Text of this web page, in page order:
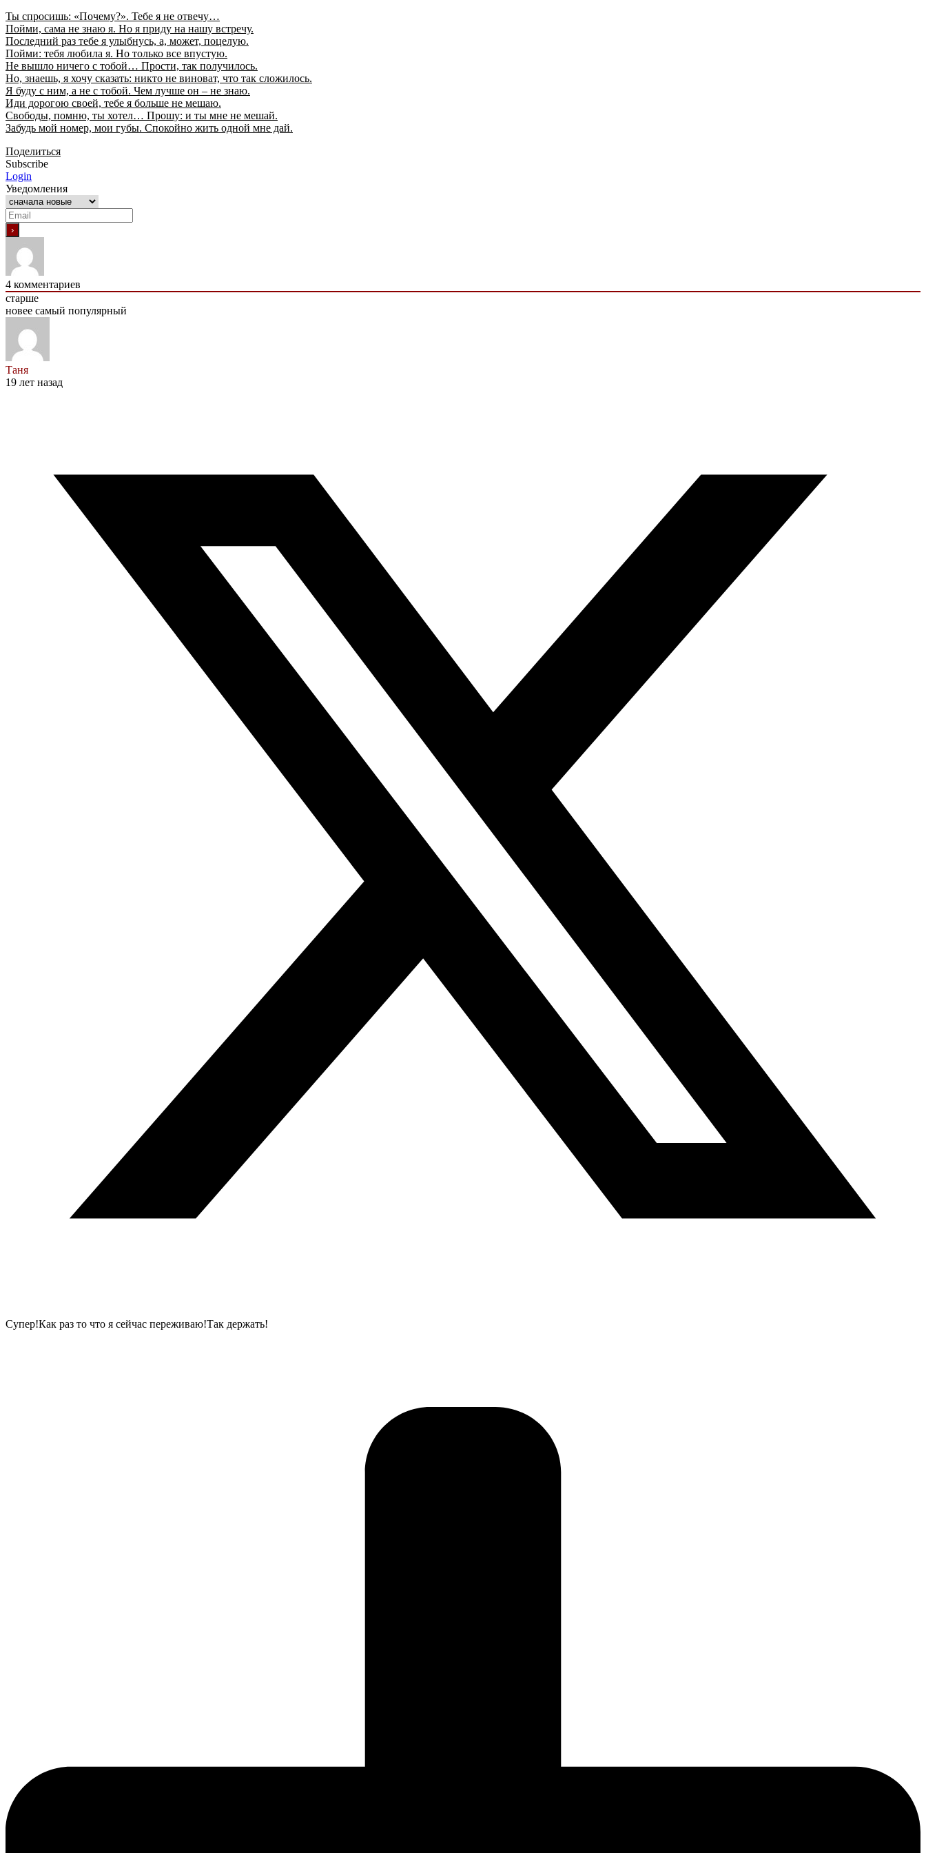
Ты спросишь: «Почему?». Тебе я не отвечу…
Пойми, сама не знаю я. Но я приду на нашу встречу.
Последний раз тебе я улыбнусь, а, может, поцелую.
Пойми: тебя любила я. Но только все впустую.
Не вышло ничего с тобой… Прости, так получилось.
Но, знаешь, я хочу сказать: никто не виноват, что так сложилось.
Я буду с ним, а не с тобой. Чем лучше он – не знаю.
Иди дорогою своей, тебе я больше не мешаю.
Свободы, помню, ты хотел… Прошу: и ты мне не мешай.
Забудь мой номер, мои губы. Спокойно жить одной мне дай.
Поделиться
Subscribe
Login
Уведомления
4 комментариев
старше
новее самый популярный
Таня
19 лет назад
Супер!Как раз то что я сейчас переживаю!Так держать!